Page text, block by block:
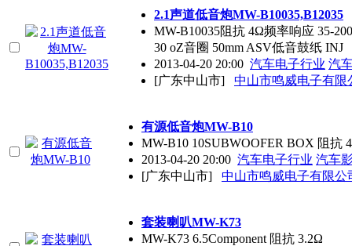
2.1声道低音炮MW-B10035,B12035
MW-B10035阻抗 4Ω频率响应 35-
30 oZ音圈 50mm ASV低音鼓纸 INJ
2013-04-20 20:00 汽车电子行业 汽
[广东中山市]
中山市鸣威电子有限
有源低音炮MW-B10
MW-B10 10SUBWOOFER BOX 阻抗
2013-04-20 20:00 汽车电子行业 汽车
[广东中山市]
中山市鸣威电子有限公
套装喇叭MW-K73
MW-K73 6.5Component 阻抗 3.2Ω